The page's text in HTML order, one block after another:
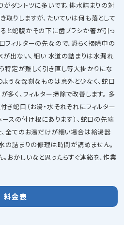
がダントツに多いです。排水詰まりの対
取りしますが、たいていは何も落として
と蛇腹かその下に歯ブラシか箸が引っ
フィルターの先なので、恐らく掃除中の
が出ない、細い 水道の詰まりは水漏れ
特定が難しく引き直し等大掛かりにな
ような深刻なものは意外と少なく、蛇口
多く、フィルター掃除で改善します。 多
蛇口（お湯・水それぞれにフィルター
ースの付け根にあります）、蛇口の先端
、全てのお湯だけが細い場合は給湯器
の詰まりの修理は時間が読めません。
おかしいなと思ったらすぐ連絡を、作業
料金表